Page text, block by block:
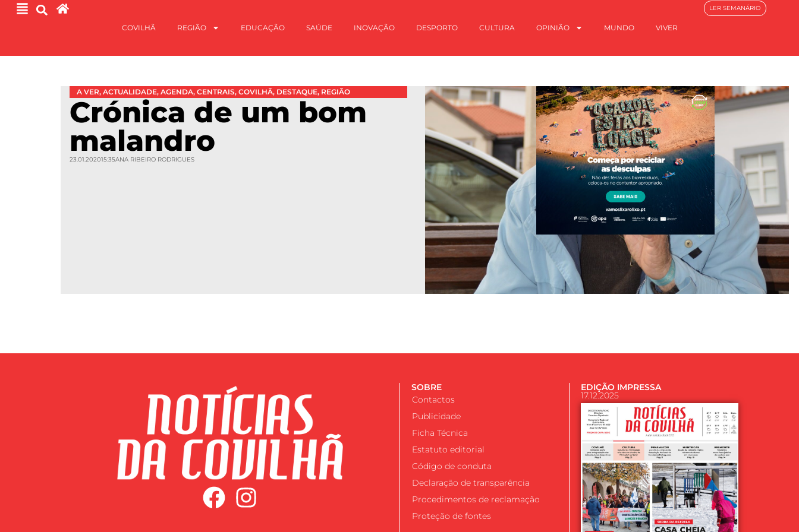
COVILHÃ REGIÃO EDUCAÇÃO SAÚDE INOVAÇÃO DESPORTO CULTURA OPINIÃO MUNDO VIVER
LER SEMANÁRIO
A VER, ACTUALIDADE, AGENDA, CENTRAIS, COVILHÃ, DESTAQUE, REGIÃO
Crónica de um bom
malandro
23.01.202015:35ANA RIBEIRO RODRIGUES
SOBRE
Contactos
Publicidade
Ficha Técnica
Estatuto editorial
Código de conduta
Declaração de transparência
Procedimentos de reclamação
Proteção de fontes
EDIÇÃO IMPRESSA
17.12.2025